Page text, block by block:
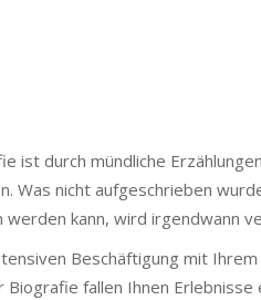
ist durch mündliche
Was nicht aufgeschrieben
werden kann, wird irgendwann
Beschäftigung mit Ihrem
Biografie fallen Ihnen Erlebnisse